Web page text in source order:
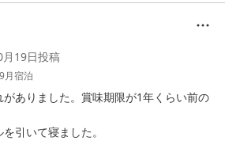
19日投稿
月宿泊
ありました。賞味期限が1年くらい前の
引いて寝ました。